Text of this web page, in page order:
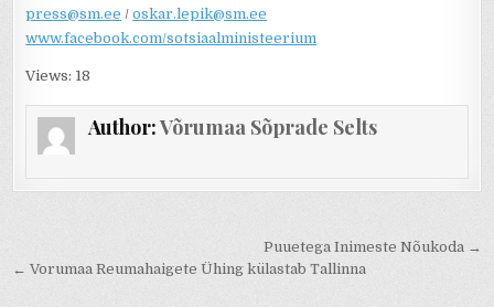
press@sm.ee /oskar.lepik@sm.ee
www.facebook.com/sotsiaalministeerium
Views: 18
Author:Võrumaa Sõprade Selts
Puuetega Inimeste Nõukoda →
← Vorumaa Reumahaigete Ühing külastab Tallinna